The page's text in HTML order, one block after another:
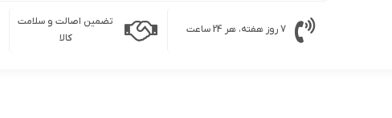
7 روز هفته، هر 24 ساعت
تضمین اصالت و سلامت
کالا